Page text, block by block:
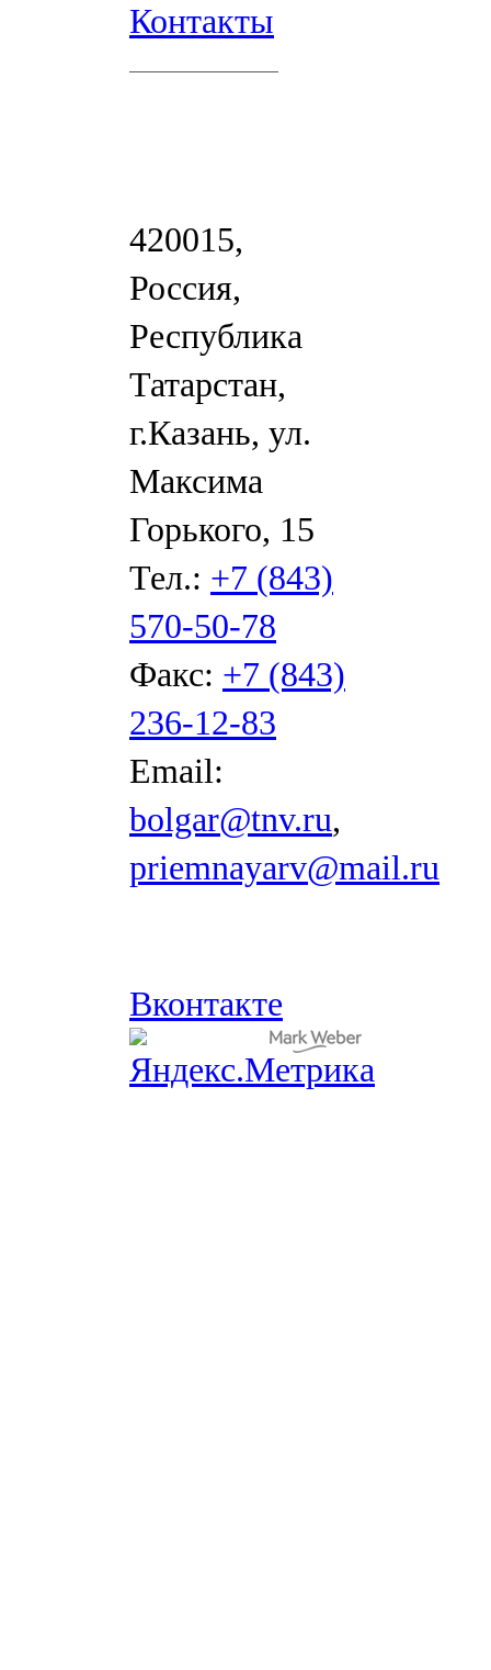
Контакты
420015,
Россия,
Республика
Татарстан,
г.Казань, ул.
Максима
Горького, 15
Тел.: +7 (843)
570-50-78
Факс: +7 (843)
236-12-83
Email:
bolgar@tnv.ru,
priemnayarv@mail.ru
Вконтакте